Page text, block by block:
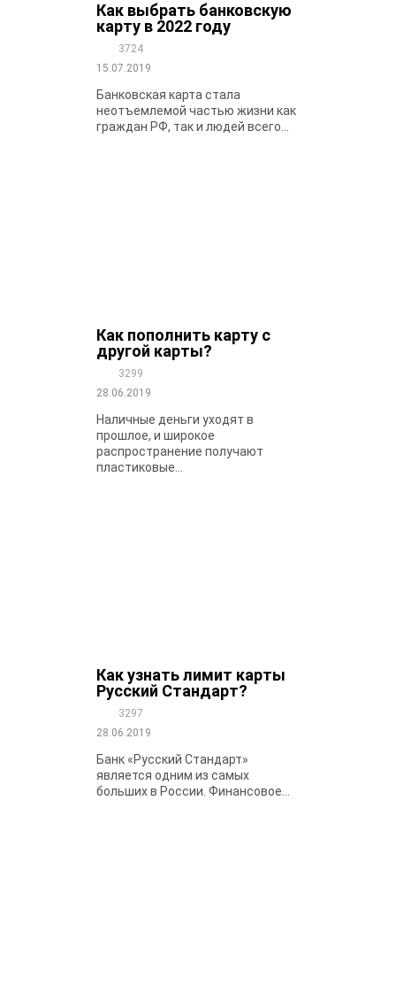
Как выбрать банковскую
карту в 2022 году
3724
15.07.2019
Банковская карта стала
неотъемлемой частью жизни как
граждан РФ, так и людей всего...
Как пополнить карту с
другой карты?
3299
28.06.2019
Наличные деньги уходят в
прошлое, и широкое
распространение получают
пластиковые...
Как узнать лимит карты
Русский Стандарт?
3297
28.06.2019
Банк «Русский Стандарт»
является одним из самых
больших в России. Финансовое...